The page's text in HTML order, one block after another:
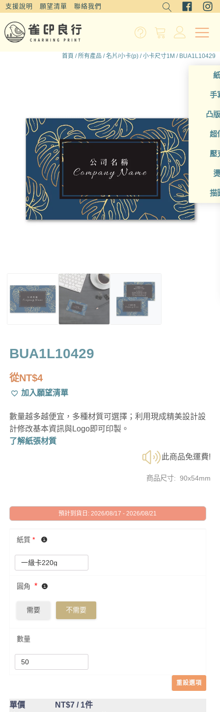
支援說明 願望清單 聯絡我們
手
凸
超
壓
描
首頁 /所有產品 /名片/小卡(p) /小卡尺寸1M / BUA1L10429
BUA1L10429
從NT$4
加入願望清單
數量越多越便宜，多種材質可選擇；利用現成精美設計設
計修改基本資訊與Logo即可印製。
了解紙張材質
此商品免運費!
商品尺寸: 90x54mm
預計到貨日: 2026/08/17 - 2026/08/21
紙質 *
圓角 *
需要 不需要
數量
重設選項
單價 NT$7/ 1件